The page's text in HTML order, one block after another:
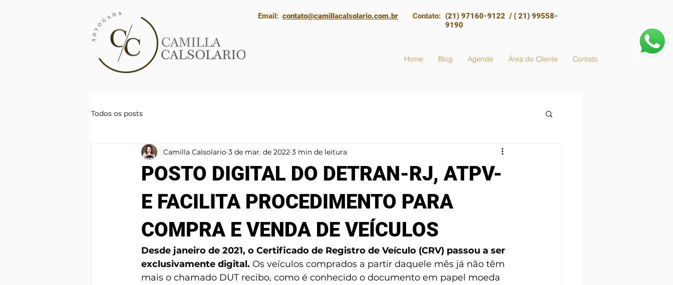
Email: contato@camillacalsolario.com.br Contato: (21) 97160-9122 / ( 21) 99558-
9190
Home Blog Agende Área do Cliente Contato
Todos os posts
POSTO DIGITAL DO DETRAN-RJ, ATPV-
E FACILITA PROCEDIMENTO PARA
COMPRA E VENDA DE VEÍCULOS
Camilla Calsolario 3 de mar. de 2022 3 min de leitura
Desde janeiro de 2021, o Certificado de Registro de Veículo (CRV) passou a ser
exclusivamente digital. Os veículos comprados a partir daquele mês já não têm
mais o chamado DUT recibo, como é conhecido o documento em papel moeda